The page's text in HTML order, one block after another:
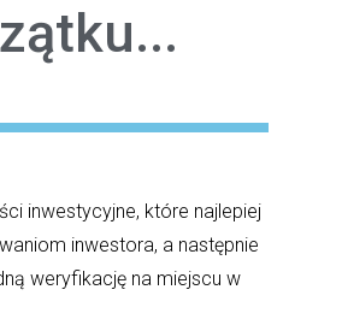
inwestycyjne, które najlepiej
inwestora, a następnie
weryfikację na miejscu w